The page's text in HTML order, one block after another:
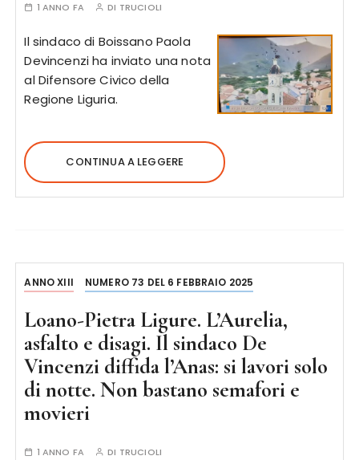
1 ANNO FA DI TRUCIOLI
Il sindaco di Boissano Paola
Devincenzi ha inviato una nota
al Difensore Civico della
Regione Liguria.
CONTINUA A LEGGERE
ANNO XIII NUMERO 73 DEL 6 FEBBRAIO 2025
Loano-Pietra Ligure. L’Aurelia,
asfalto e disagi. Il sindaco De
Vincenzi diffida l’Anas: si lavori solo
di notte. Non bastano semafori e
movieri
1 ANNO FA DI TRUCIOLI